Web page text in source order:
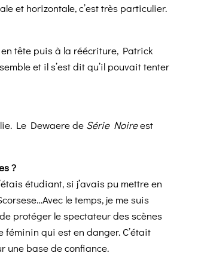
et horizontale, c’est très particulier.
en tête puis à la réécriture, Patrick
et il s’est dit qu’il pouvait tenter
Le Dewaere de Série Noireest
?
étudiant, si j’avais pu mettre en
le temps, je me suis
protéger le spectateur des scènes
qui est en danger. C’était
une base de confiance.